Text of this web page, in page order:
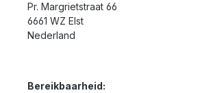
Pr. Margrietstraat 66
6661 WZ Elst
Nederland
Bereikbaarheid: